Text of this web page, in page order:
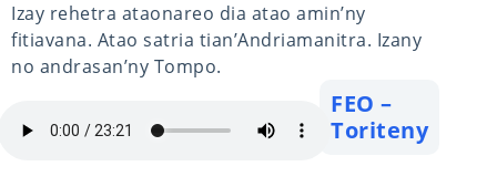
Izay rehetra ataonareo dia atao amin’ny
fitiavana. Atao satria tian’Andriamanitra. Izany
no andrasan’ny Tompo.
FEO –
Toriteny